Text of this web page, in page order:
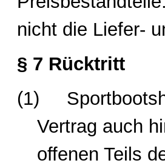
nicht die Liefer-
§ 7 Rücktritt
(1)
Vertrag auch
offenen Teils